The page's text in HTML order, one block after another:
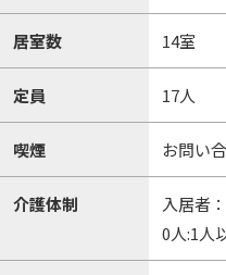
居室数 14室
定員 17人
喫煙 お問い
介護体制
入居者
0人:1人